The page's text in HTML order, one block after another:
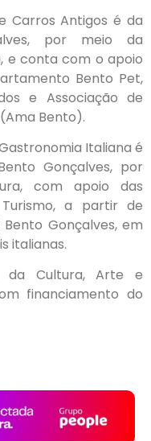
Carros Antigos é da
por meio da
e conta com o apoio
Bento Pet,
e Associação de
Bento).
Italiana é
Gonçalves, por
com apoio das
a partir de
Gonçalves, em
italianas.
da Cultura, Arte e
financiamento do